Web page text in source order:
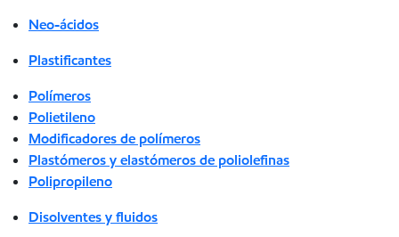
Neo-ácidos
Plastificantes
Polímeros
Polietileno
Modificadores de polímeros
Plastómeros y elastómeros de poliolefinas
Polipropileno
Disolventes y fluidos